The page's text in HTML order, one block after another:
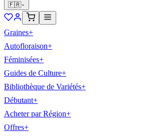
🇫🇷
Graines+
Autofloraison+
Féminisées+
Guides de Culture+
Bibliothèque de Variétés+
Débutant+
Acheter par Région+
Offres+